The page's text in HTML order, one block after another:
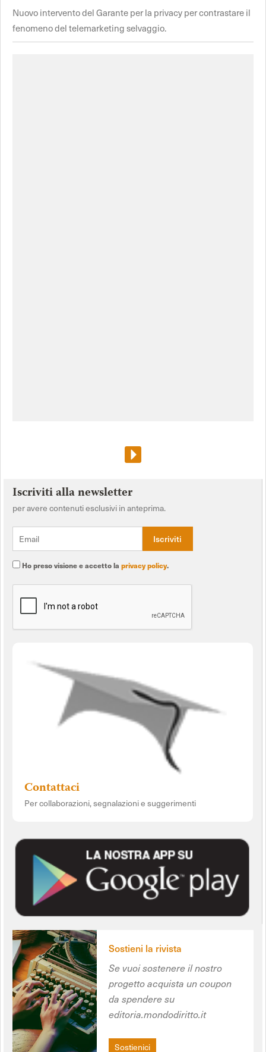
Nuovo intervento del Garante per la privacy per contrastare il
fenomeno del telemarketing selvaggio.
Iscriviti alla newsletter
per avere contenuti esclusivi in anteprima.
Ho preso visione e accetto la privacy policy.
Contattaci
Per collaborazioni, segnalazioni e suggerimenti
Sostieni la rivista
Se vuoi sostenere il nostro
progetto acquista un coupon
da spendere su
editoria.mondodiritto.it
Sostienici